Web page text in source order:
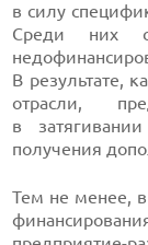
в силу
Среди них
В результате,
отрасли,
в
получения
Тем не менее,